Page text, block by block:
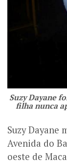
Suzy Dayane
filha nunca
Suzy Dayane
Avenida do
oeste de